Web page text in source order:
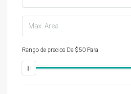
Rango de precios De $50 Para